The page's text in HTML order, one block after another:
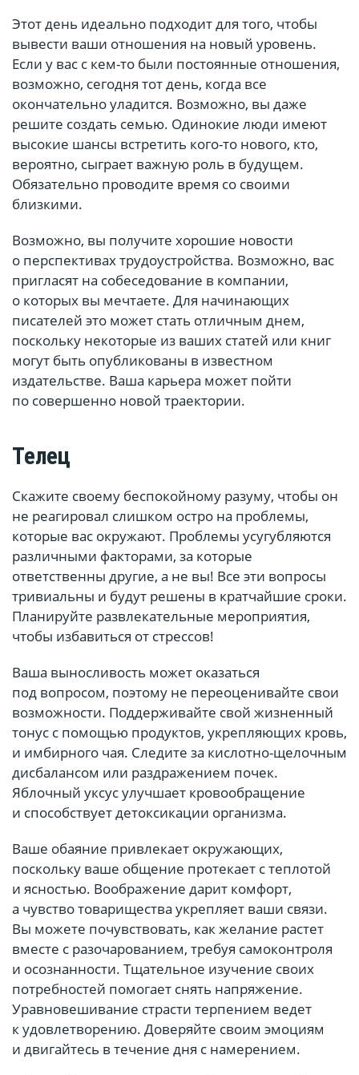
Этот день идеально подходит для того, чтобы
вывести ваши отношения на новый уровень.
Если у вас с кем-то были постоянные отношения,
возможно, сегодня тот день, когда все
окончательно уладится. Возможно, вы даже
решите создать семью. Одинокие люди имеют
высокие шансы встретить кого-то нового, кто,
вероятно, сыграет важную роль в будущем.
Обязательно проводите время со своими
близкими.
Возможно, вы получите хорошие новости
о перспективах трудоустройства. Возможно, вас
пригласят на собеседование в компании,
о которых вы мечтаете. Для начинающих
писателей это может стать отличным днем,
поскольку некоторые из ваших статей или книг
могут быть опубликованы в известном
издательстве. Ваша карьера может пойти
по совершенно новой траектории.
Телец
Скажите своему беспокойному разуму, чтобы он
не реагировал слишком остро на проблемы,
которые вас окружают. Проблемы усугубляются
различными факторами, за которые
ответственны другие, а не вы! Все эти вопросы
тривиальны и будут решены в кратчайшие сроки.
Планируйте развлекательные мероприятия,
чтобы избавиться от стрессов!
Ваша выносливость может оказаться
под вопросом, поэтому не переоценивайте свои
возможности. Поддерживайте свой жизненный
тонус с помощью продуктов, укрепляющих кровь,
и имбирного чая. Следите за кислотно-щелочным
дисбалансом или раздражением почек.
Яблочный уксус улучшает кровообращение
и способствует детоксикации организма.
Ваше обаяние привлекает окружающих,
поскольку ваше общение протекает с теплотой
и ясностью. Воображение дарит комфорт,
а чувство товарищества укрепляет ваши связи.
Вы можете почувствовать, как желание растет
вместе с разочарованием, требуя самоконтроля
и осознанности. Тщательное изучение своих
потребностей помогает снять напряжение.
Уравновешивание страсти терпением ведет
к удовлетворению. Доверяйте своим эмоциям
и двигайтесь в течение дня с намерением.